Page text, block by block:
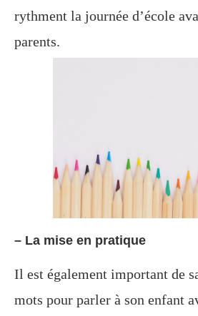
rythment la journée d’école
parents.
– La mise en pratique
Il est également important de
mots pour parler à son enfant